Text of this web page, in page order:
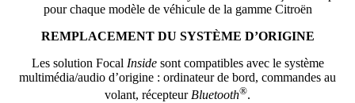
pour chaque modèle de véhicule de la gamme Citroën
REMPLACEMENT DU SYSTÈME D’ORIGINE
Les solution Focal Insidesont compatibles avec le système
multimédia/audio d’origine : ordinateur de bord, commandes au
volant, récepteurBluetooth®.